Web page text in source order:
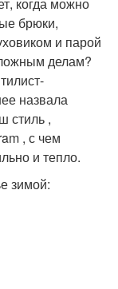
брюки,
и парой
делам?
назвала
стиль ,
, с чем
и тепло.
зимой: